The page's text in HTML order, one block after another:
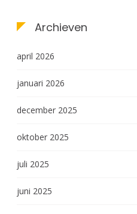
Archieven
april 2026
januari 2026
december 2025
oktober 2025
juli 2025
juni 2025